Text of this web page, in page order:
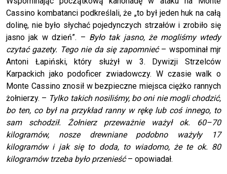
Cassino kombatanci podkreślali, że „to był jeden huk na całą
dolinę, nie było słychać pojedynczych strzałów i zrobiło się
jasno jak w dzień”. – Było tak jasno, że mogliśmy wtedy
czytać gazety. Tego nie da się zapomnieć– wspominał mjr
Antoni Łapiński, który służył w 3. Dywizji Strzelców
Karpackich jako podoficer zwiadowczy. W czasie walk o
Monte Cassino znosił w bezpieczne miejsca ciężko rannych
żołnierzy. – Tylko takich nosiliśmy, bo oni nie mogli chodzić,
bo ten, co był na przykład ranny w rękę lub coś innego, to
sam schodził. Żołnierz przeważnie ważył ok. 60–70
kilogramów, nosze drewniane podobno ważyły 17
kilogramów i jak się to doda, to wiadomo, że te ok. 80
kilogramów trzeba było przenieść– opowiadał.